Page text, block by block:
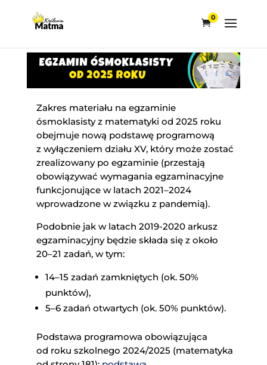
0
Zakres materiału na egzaminie
ósmoklasisty z matematyki od 2025 roku
obejmuje nową podstawę programową
z wyłączeniem działu XV, który może zostać
zrealizowany po egzaminie (przestają
obowiązywać wymagania egzaminacyjne
funkcjonujące w latach 2021–2024
wprowadzone w związku z pandemią).
Podobnie jak w latach 2019-2020 arkusz
egzaminacyjny będzie składa się z około
20–21 zadań, w tym:
14–15 zadań zamkniętych (ok. 50%
punktów),
5–6 zadań otwartych (ok. 50% punktów).
Podstawa programowa obowiązująca
od roku szkolnego 2024/2025 (matematyka